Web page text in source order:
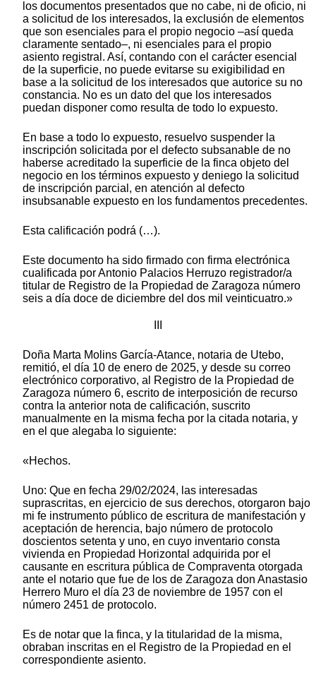
los documentos presentados que no cabe, ni de oficio, ni
a solicitud de los interesados, la exclusión de elementos
que son esenciales para el propio negocio –así queda
claramente sentado–, ni esenciales para el propio
asiento registral. Así, contando con el carácter esencial
de la superficie, no puede evitarse su exigibilidad en
base a la solicitud de los interesados que autorice su no
constancia. No es un dato del que los interesados
puedan disponer como resulta de todo lo expuesto.
En base a todo lo expuesto, resuelvo suspender la
inscripción solicitada por el defecto subsanable de no
haberse acreditado la superficie de la finca objeto del
negocio en los términos expuesto y deniego la solicitud
de inscripción parcial, en atención al defecto
insubsanable expuesto en los fundamentos precedentes.
Esta calificación podrá (…).
Este documento ha sido firmado con firma electrónica
cualificada por Antonio Palacios Herruzo registrador/a
titular de Registro de la Propiedad de Zaragoza número
seis a día doce de diciembre del dos mil veinticuatro.»
Doña Marta Molins García-Atance, notaria de Utebo,
remitió, el día 10 de enero de 2025, y desde su correo
electrónico corporativo, al Registro de la Propiedad de
Zaragoza número 6, escrito de interposición de recurso
contra la anterior nota de calificación, suscrito
manualmente en la misma fecha por la citada notaria, y
en el que alegaba lo siguiente:
«Hechos.
Uno: Que en fecha 29/02/2024, las interesadas
suprascritas, en ejercicio de sus derechos, otorgaron bajo
mi fe instrumento público de escritura de manifestación y
aceptación de herencia, bajo número de protocolo
doscientos setenta y uno, en cuyo inventario consta
vivienda en Propiedad Horizontal adquirida por el
causante en escritura pública de Compraventa otorgada
ante el notario que fue de los de Zaragoza don Anastasio
Herrero Muro el día 23 de noviembre de 1957 con el
número 2451 de protocolo.
Es de notar que la finca, y la titularidad de la misma,
obraban inscritas en el Registro de la Propiedad en el
correspondiente asiento.